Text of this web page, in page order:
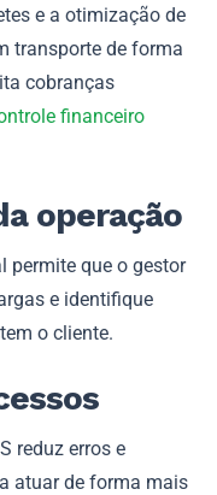
e a otimização de
transporte de forma
cobranças
financeiro
operação
permite que o gestor
e identifique
o cliente.
reduz erros e
atuar de forma mais